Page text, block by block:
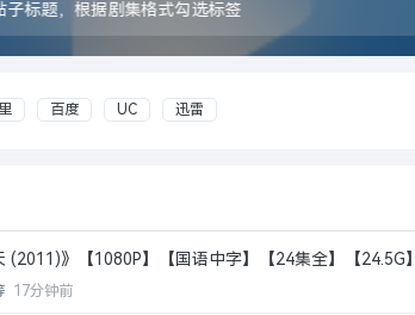
子标题，根据剧集格式勾选标签
百度 UC 迅雷
(2011)》【1080P】【国语中字】【24集全】【24.5G】
17分钟前